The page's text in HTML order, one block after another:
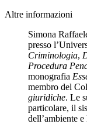
Altre informazioni
Simona
presso
Criminologia,
Procedura
monografia
membro del
giuridiche. Le
particolare, il
dell’ambiente